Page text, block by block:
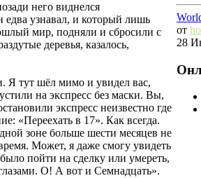
него виднелся
узнавал, и который лишь
мир, подняли и сбросили с
деревья, казалось,
Я тут шёл мимо и увидел вас,
на экспресс без маски. Вы,
экспресс неизвестно где
«Переехать в 17». Как всегда.
зоне больше шести месяцев не
Может, я даже смогу увидеть
пойти на сделку или умереть,
О! А вот и Семнадцать».
от
28